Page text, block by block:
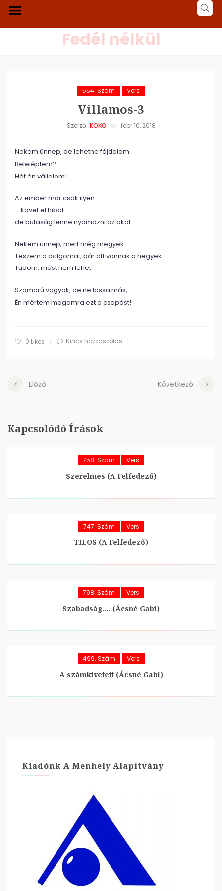
Fedél nélkül
554. Szám Vers
Villamos-3
Szerző: KOKO febr 10, 2018
Nekem ünnep, de lehetne fájdalom.
Beleléptem?
Hát én vállalom!
Az ember már csak ilyen
– követ el hibát –
de butaság lenne nyomozni az okát.
Nekem ünnep, mert még megyek.
Teszem a dolgomat, bár ott vannak a hegyek.
Tudom, mást nem lehet.
Szomorú vagyok, de ne lássa más,
Én mértem magamra ezt a csapást!
0 Likes Nincs hozzászólás
Előző Következő
Kapcsolódó Írások
758. Szám Vers
Szerelmes (A Felfedező)
747. Szám Vers
TILOS (A Felfedező)
798. Szám Vers
Szabadság…. (Ácsné Gabi)
499. Szám Vers
A számkivetett (Ácsné Gabi)
Kiadónk A Menhely Alapítvány